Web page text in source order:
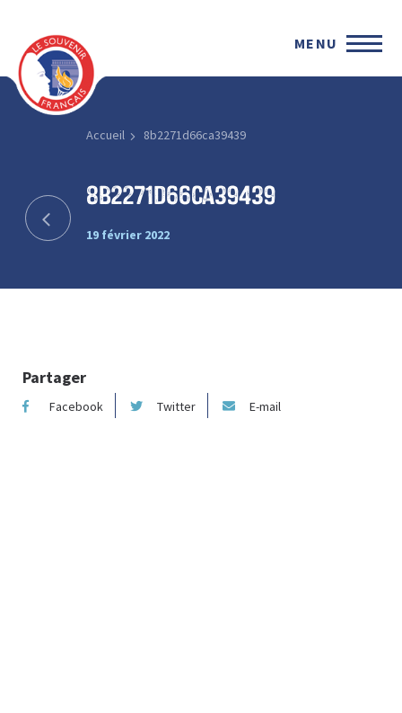
MENU
Accueil 8b2271d66ca39439
8b2271d66ca39439
19 février 2022
Partager
Facebook Twitter E-mail